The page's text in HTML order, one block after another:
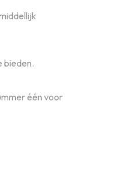
bieden.
één voor